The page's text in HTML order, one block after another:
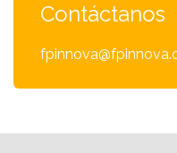
Contáctanos